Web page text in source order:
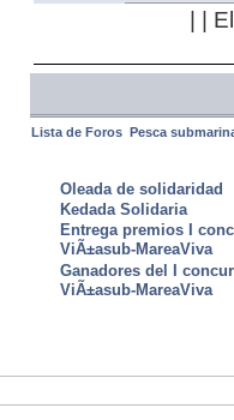
| |
Lista de Foros Pesca
Oleada de solidaridad
Kedada Solidaria
Entrega premios I
ViÃ±asub-MareaViva
Ganadores del I
ViÃ±asub-MareaViva